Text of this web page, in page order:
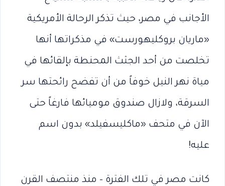
الأجانب في مصر، حيث تذكر الرحالة الأمريكية
«ماريان بروكليهورست» في مذكراتها أنها
تخلصت من أحد الجثث المحنطة بإلقائها في
مياة نهر النيل خوفاً من أن تفضح رائحتها سر
السرقة، ولازال صندوق موميائها فارغاً حتى
الآن في متحف «ماكليسفيلد» بدون اسم
عليه!
كانت مصر في تلك الفترة – منذ منتصف القرن